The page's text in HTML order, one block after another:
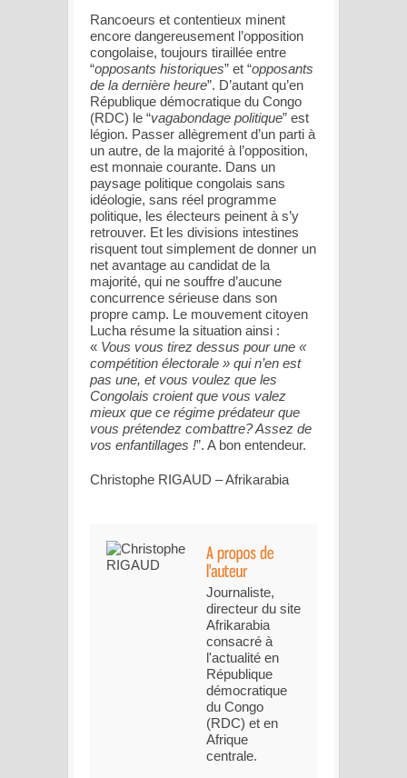
Rancoeurs et contentieux minent
encore dangereusement l’opposition
congolaise, toujours tiraillée entre
“opposants historiques” et “opposants
de la dernière heure”. D’autant qu’en
République démocratique du Congo
(RDC) le “vagabondage politique” est
légion. Passer allègrement d’un parti à
un autre, de la majorité à l’opposition,
est monnaie courante. Dans un
paysage politique congolais sans
idéologie, sans réel programme
politique, les électeurs peinent à s’y
retrouver. Et les divisions intestines
risquent tout simplement de donner un
net avantage au candidat de la
majorité, qui ne souffre d’aucune
concurrence sérieuse dans son
propre camp. Le mouvement citoyen
Lucha résume la situation ainsi :
« Vous vous tirez dessus pour une «
compétition électorale » qui n’en est
pas une, et vous voulez que les
Congolais croient que vous valez
mieux que ce régime prédateur que
vous prétendez combattre? Assez de
vos enfantillages !”. A bon entendeur.
Christophe RIGAUD – Afrikarabia
Journaliste,
directeur du site
Afrikarabia
consacré à
l'actualité en
République
démocratique
du Congo
(RDC) et en
Afrique
centrale.